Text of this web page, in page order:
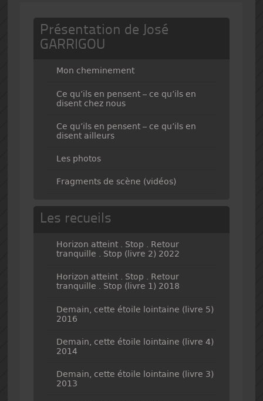
Présentation de José
GARRIGOU
Mon cheminement
Ce qu’ils en pensent – ce qu’ils en
disent chez nous
Ce qu’ils en pensent – ce qu’ils en
disent ailleurs
Les photos
Fragments de scène (vidéos)
Les recueils
Horizon atteint . Stop . Retour
tranquille . Stop (livre 2) 2022
Horizon atteint . Stop . Retour
tranquille . Stop (livre 1) 2018
Demain, cette étoile lointaine (livre 5)
2016
Demain, cette étoile lointaine (livre 4)
2014
Demain, cette étoile lointaine (livre 3)
2013